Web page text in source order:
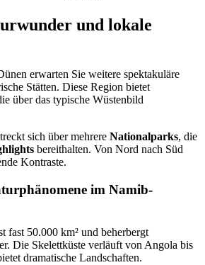
und lokale
erwarten Sie weitere spektakuläre
Stätten. Diese Region bietet
über das typische Wüstenbild
sich über mehrere Nationalparks, die
bereithalten. Von Nord nach Süd
Kontraste.
im Namib-
fast 50.000 km² und beherbergt
Die Skelettküste verläuft von Angola bis
dramatische Landschaften.